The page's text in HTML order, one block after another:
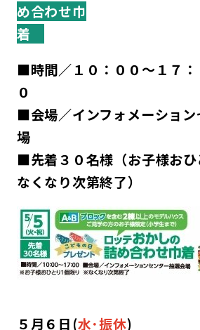
め合わせ巾
着
■時間／１０：００～１７：
■会場／インフォメーション
■先着３０名様（お子様お
なくなり次第終了）
５月６日(水･振休)